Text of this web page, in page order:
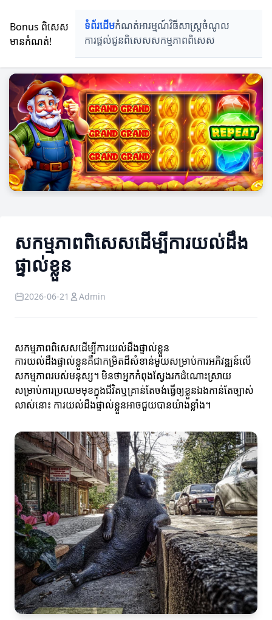
Bonus ពិសេស
មានកំណត់!
ទំព័រដើមកំណត់អារម្មណ៍វិធីសាស្រ្តចំណូល
ការផ្តល់ជូនពិសេសសកម្មភាពពិសេស
សកម្មភាពពិសេសដើម្បីការយល់ដឹង
ផ្ទាល់ខ្លួន
2026-06-21 Admin
សកម្មភាពពិសេសដើម្បីការយល់ដឹងផ្ទាល់ខ្លួន
ការយល់ដឹងផ្ទាល់ខ្លួនគឺជាកម្រិតដ៏សំខាន់មួយសម្រាប់ការអភិវឌ្ឍន៍លើ
សកម្មភាពរបស់មនុស្ស។ មិនថាអ្នកកំពុងស្វែងរកដំណោះស្រាយ
សម្រាប់ការប្រឈមមុខក្នុងជីវិតឬគ្រាន់តែចង់ធ្វើឲ្យខ្លួនឯងកាន់តែច្បាស់
លាស់នោះ ការយល់ដឹងផ្ទាល់ខ្លួនអាចជួយបានយ៉ាងខ្លាំង។